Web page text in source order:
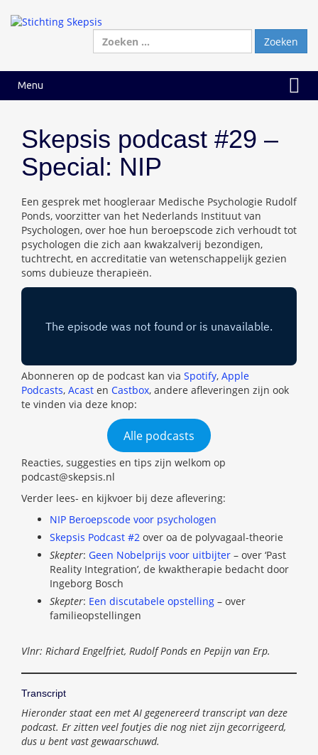
naar
naar
Zoeken
naar:
Menu
Skepsis podcast #29 –
Special: NIP
Een gesprek met hoogleraar Medische Psychologie Rudolf
Ponds, voorzitter van het Nederlands Instituut van
Psychologen, over hoe hun beroepscode zich verhoudt tot
psychologen die zich aan kwakzalverij bezondigen,
tuchtrecht, en accreditatie van wetenschappelijk gezien
soms dubieuze therapieën.
Abonneren op de podcast kan via Spotify, Apple
Podcasts, Acast en Castbox, andere afleveringen zijn ook
te vinden via deze knop:
Alle podcasts
Reacties, suggesties en tips zijn welkom op
podcast@skepsis.nl
Verder lees- en kijkvoer bij deze aflevering:
NIP Beroepscode voor psychologen
Skepsis Podcast #2 over oa de polyvagaal-theorie
Skepter: Geen Nobelprijs voor uitbijter – over ‘Past
Reality Integration’, de kwaktherapie bedacht door
Ingeborg Bosch
Skepter: Een discutabele opstelling – over
familieopstellingen
Vlnr: Richard Engelfriet, Rudolf Ponds en Pepijn van Erp.
Transcript
Hieronder staat een met AI gegenereerd transcript van deze
podcast. Er zitten veel foutjes die nog niet zijn gecorrigeerd,
dus u bent vast gewaarschuwd.